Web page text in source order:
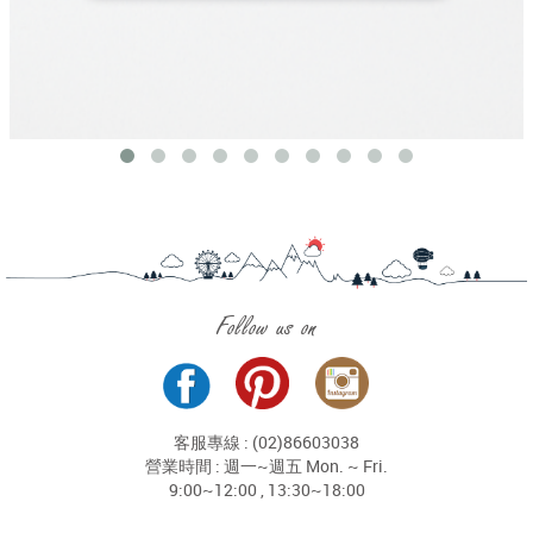
Follow us on
客服專線 : (02)86603038
營業時間 : 週一~週五 Mon. ~ Fri.
9:00~12:00 , 13:30~18:00